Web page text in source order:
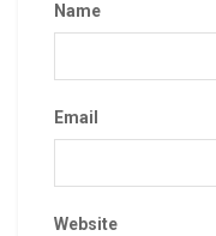
Name
Email
Website